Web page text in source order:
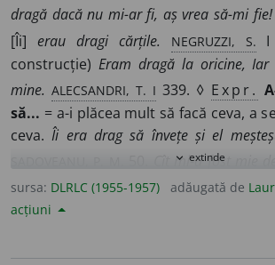
dragă dacă nu mi-ar fi, aș vrea să-mi fie!
[Îi] erau dragi cărțile. NEGRUZZI, S. I
construcție) Eram dragă la oricine,
mine. ALECSANDRI, T. I 339. ◊ Expr.
să... = a-i plăcea mult să facă ceva, a
ceva.Îi era drag să învețe și el
Cît mi-a fost mie
să pască, Caprele să rătăcească Prin
COȘBUC, P.
drag(cuiva)v. cădea. A avea(pe
expand_more extinde
sursa: DLRLC (1955-1957) adăugată de
acțiuni